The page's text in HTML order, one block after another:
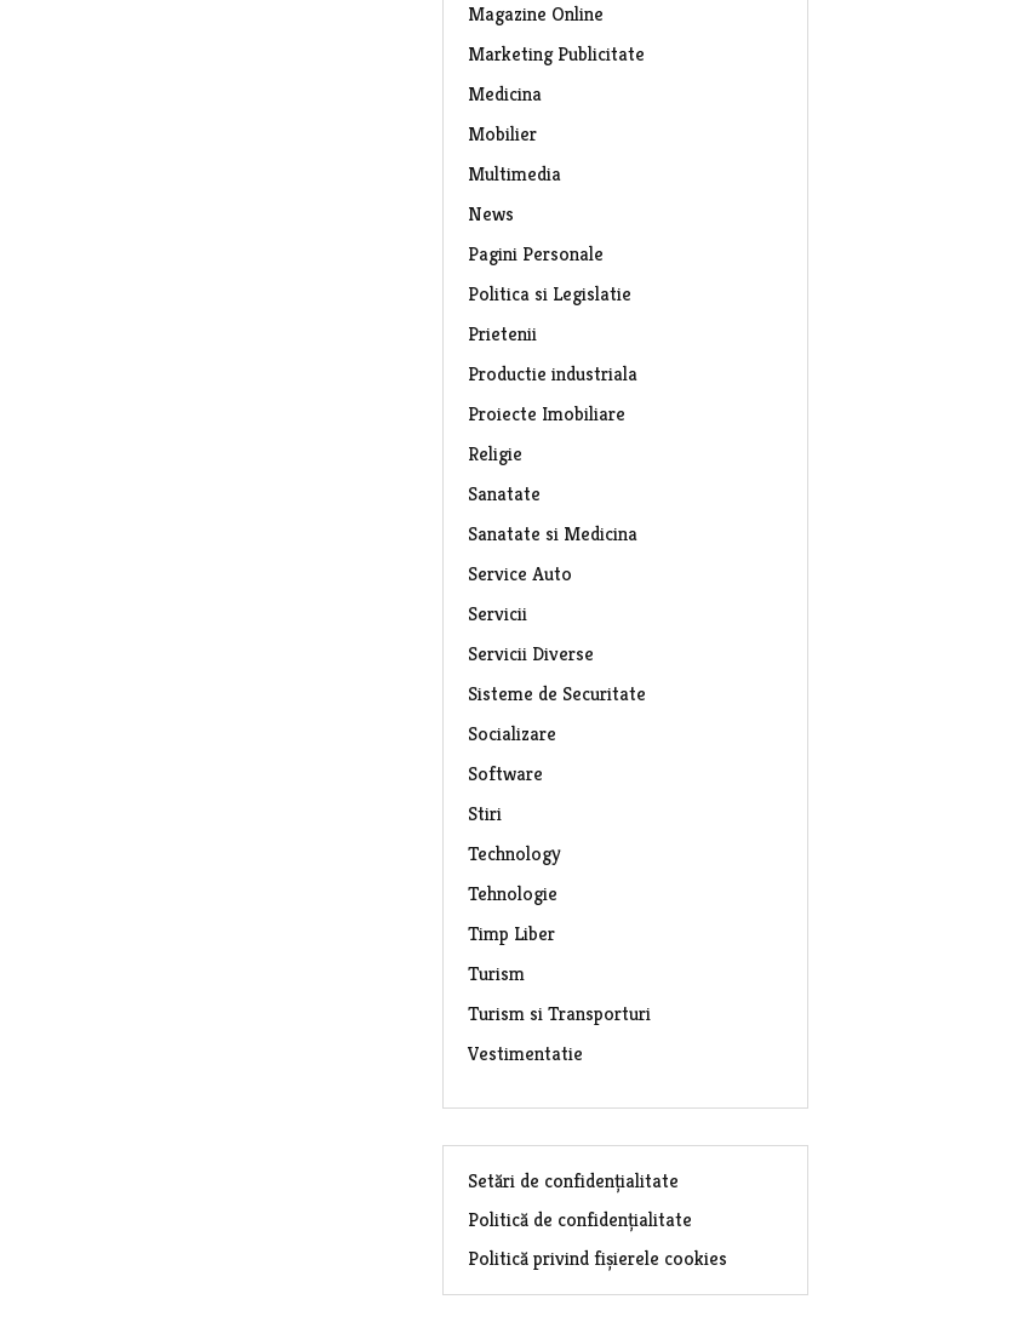
Magazine Online
Marketing Publicitate
Medicina
Mobilier
Multimedia
News
Pagini Personale
Politica si Legislatie
Prietenii
Productie industriala
Proiecte Imobiliare
Religie
Sanatate
Sanatate si Medicina
Service Auto
Servicii
Servicii Diverse
Sisteme de Securitate
Socializare
Software
Stiri
Technology
Tehnologie
Timp Liber
Turism
Turism si Transporturi
Vestimentatie
Setări de confidențialitate
Politică de confidențialitate
Politică privind fișierele cookies